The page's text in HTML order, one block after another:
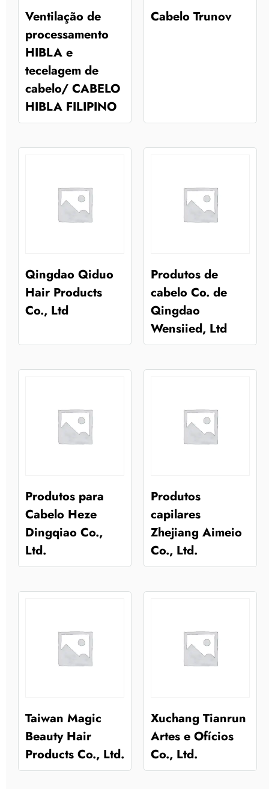
Ventilação de
processamento
HIBLA e
tecelagem de
cabelo/ CABELO
HIBLA FILIPINO
Cabelo Trunov
Qingdao Qiduo
Hair Products
Co., Ltd
Produtos de
cabelo Co. de
Qingdao
Wensiied, Ltd
Produtos para
Cabelo Heze
Dingqiao Co.,
Ltd.
Produtos
capilares
Zhejiang Aimeio
Co., Ltd.
Taiwan Magic
Beauty Hair
Products Co., Ltd.
Xuchang Tianrun
Artes e Ofícios
Co., Ltd.